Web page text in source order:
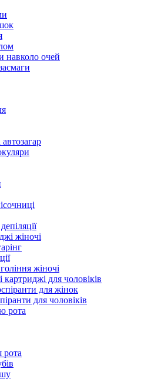
навколо очей
жіночі
жіночі
картриджі для чоловіків
для жінок
для чоловіків
рота
рота